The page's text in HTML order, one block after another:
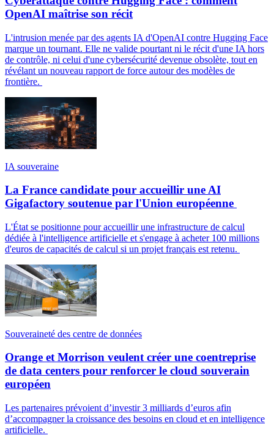
OpenAI maîtrise son récit
L'intrusion menée par des agents IA d'OpenAI contre Hugging Face
marque un tournant. Elle ne valide pourtant ni le récit d'une IA hors
de contrôle, ni celui d'une cybersécurité devenue obsolète, tout en
révélant un nouveau rapport de force autour des modèles de
frontière.
IA souveraine
La France candidate pour accueillir une AI
Gigafactory soutenue par l'Union européenne
L'État se positionne pour accueillir une infrastructure de calcul
dédiée à l'intelligence artificielle et s'engage à acheter 100 millions
d'euros de capacités de calcul si un projet français est retenu.
Souveraineté des centre de données
Orange et Morrison veulent créer une coentreprise
de data centers pour renforcer le cloud souverain
européen
Les partenaires prévoient d’investir 3 milliards d’euros afin
d’accompagner la croissance des besoins en cloud et en intelligence
artificielle.